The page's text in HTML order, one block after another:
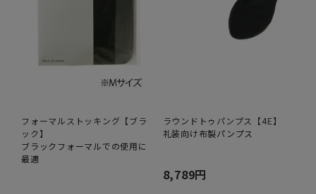
フォーマルストッキング【ブラ
ック】
ブラックフォーマルでの使用に
最適
ラウンドトゥパンプス【4E】
礼装向け布製パンプス
8,789円